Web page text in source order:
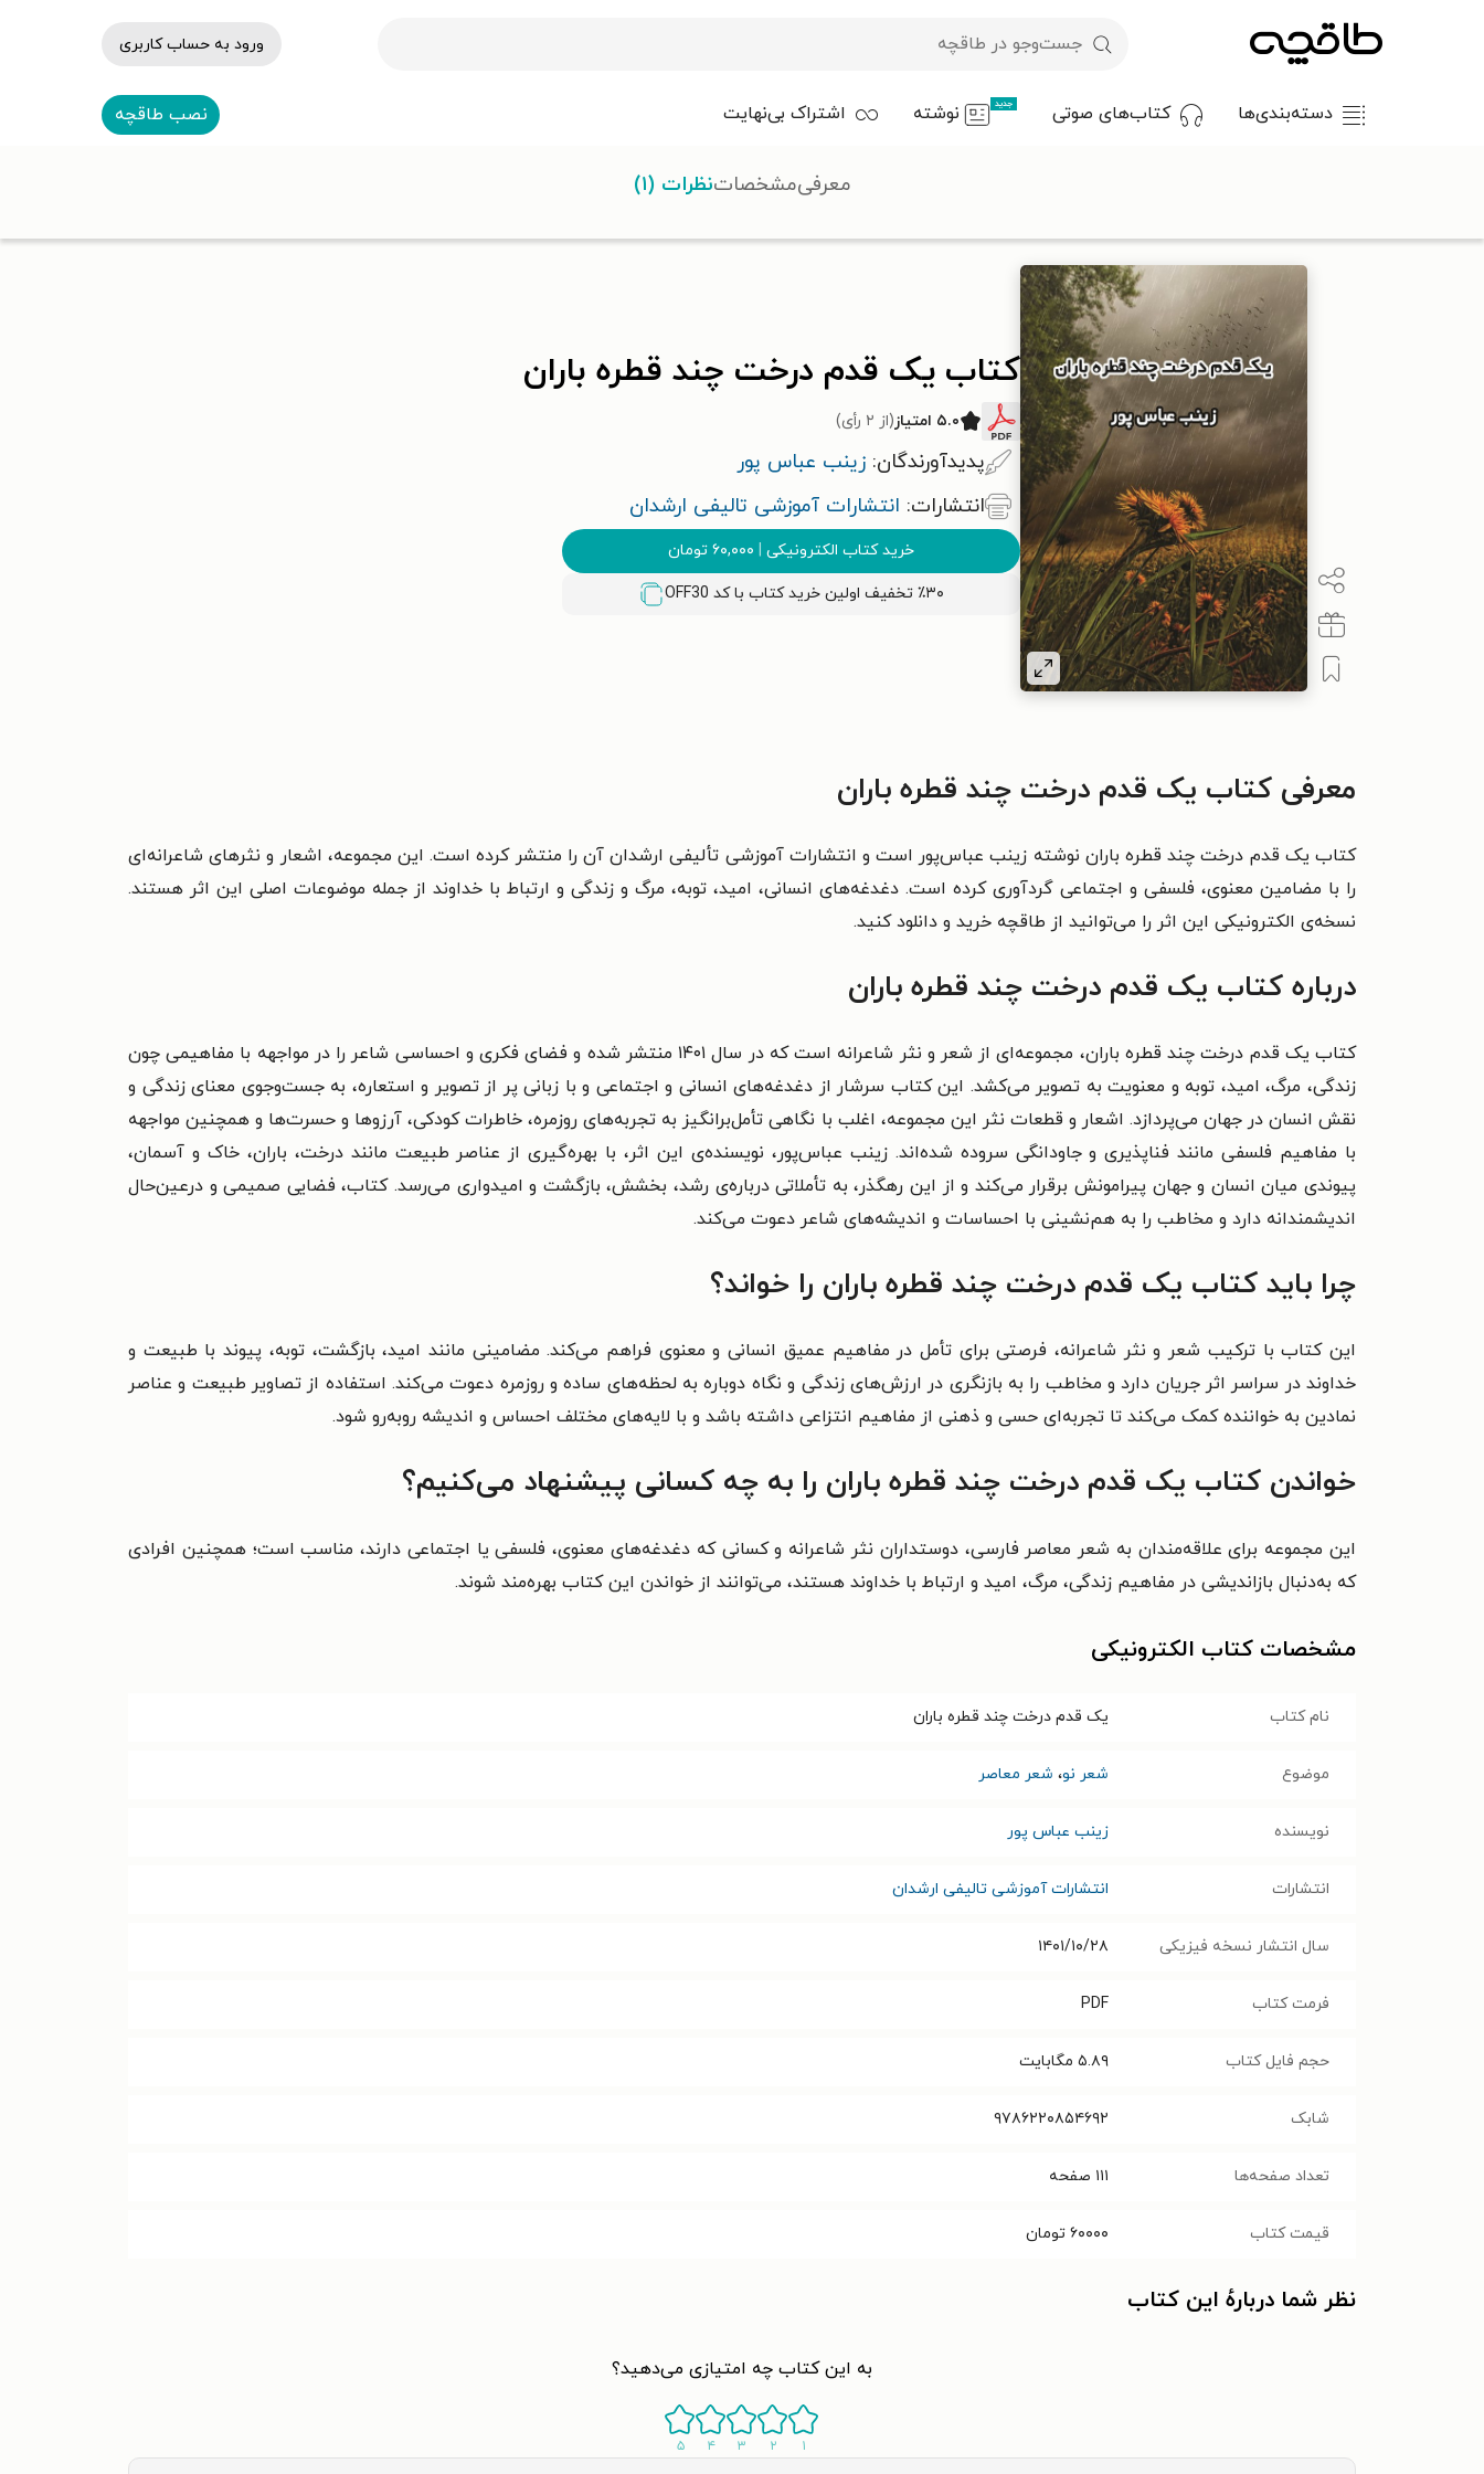
ورود به حساب کاربری
دسته‌بندی‌ها کتاب‌های صوتی جدید نوشته اشتراک بی‌نهایت نصب طاقچه
کتاب یک قدم درخت چند قطره باران
۵.۰ امتیاز (از ۲ رأی)
پدیدآورندگان: زینب عباس پور
انتشارات: انتشارات آموزشی تالیفی ارشدان
خرید کتاب الکترونیکی | ۶۰,۰۰۰ تومان
٪۳۰ تخفیف اولین خرید کتاب با کد OFF30
معرفیمشخصاتنظرات (۱)
معرفی کتاب یک قدم درخت چند قطره باران
کتاب یک قدم درخت چند قطره باران نوشته زینب عباس‌پور است و انتشارات آموزشی تألیفی ارشدان آن را منتشر کرده است. این مجموعه، اشعار و نثرهای شاعرانه‌‌ای
را با مضامین معنوی، فلسفی و اجتماعی گردآوری کرده است. دغدغه‌های انسانی، امید، توبه، مرگ و زندگی و ارتباط با خداوند از جمله موضوعات اصلی این اثر هستند.
نسخه‌ی الکترونیکی این اثر را می‌توانید از طاقچه خرید و دانلود کنید.
درباره کتاب یک قدم درخت چند قطره باران
کتاب یک قدم درخت چند قطره باران، مجموعه‌ای از شعر و نثر شاعرانه است که در سال ۱۴۰۱ منتشر شده و فضای فکری و احساسی شاعر را در مواجهه با مفاهیمی چون
زندگی، مرگ، امید، توبه و معنویت به تصویر می‌کشد. این کتاب سرشار از دغدغه‌های انسانی و اجتماعی و با زبانی پر از تصویر و استعاره، به جست‌وجوی معنای زندگی و
نقش انسان در جهان می‌پردازد. اشعار و قطعات نثر این مجموعه، اغلب با نگاهی تأمل‌برانگیز به تجربه‌های روزمره، خاطرات کودکی، آرزوها و حسرت‌ها و همچنین مواجهه
با مفاهیم فلسفی مانند فناپذیری و جاودانگی سروده شده‌اند. زینب عباس‌پور، نویسنده‌ی این اثر، با بهره‌گیری از عناصر طبیعت مانند درخت، باران، خاک و آسمان،
پیوندی میان انسان و جهان پیرامونش برقرار می‌کند و از این رهگذر، به تأملاتی درباره‌ی رشد، بخشش، بازگشت و امیدواری می‌رسد. کتاب، فضایی صمیمی و درعین‌حال
اندیشمندانه دارد و مخاطب را به هم‌نشینی با احساسات و اندیشه‌های شاعر دعوت می‌کند.
چرا باید کتاب یک قدم درخت چند قطره باران را خواند؟
این کتاب با ترکیب شعر و نثر شاعرانه، فرصتی برای تأمل در مفاهیم عمیق انسانی و معنوی فراهم می‌کند. مضامینی مانند امید، بازگشت، توبه، پیوند با طبیعت و
خداوند در سراسر اثر جریان دارد و مخاطب را به بازنگری در ارزش‌های زندگی و نگاه دوباره به لحظه‌های ساده و روزمره دعوت می‌کند. استفاده از تصاویر طبیعت و عناصر
نمادین به خواننده کمک می‌کند تا تجربه‌ای حسی و ذهنی از مفاهیم انتزاعی داشته باشد و با لایه‌های مختلف احساس و اندیشه روبه‌رو شود.
خواندن کتاب یک قدم درخت چند قطره باران را به چه کسانی پیشنهاد می‌کنیم؟
این مجموعه برای علاقه‌مندان به شعر معاصر فارسی، دوستداران نثر شاعرانه و کسانی که دغدغه‌های معنوی، فلسفی یا اجتماعی دارند، مناسب است؛ همچنین افرادی
که به‌دنبال بازاندیشی در مفاهیم زندگی، مرگ، امید و ارتباط با خداوند هستند، می‌توانند از خواندن این کتاب بهره‌مند شوند.
مشخصات کتاب الکترونیکی
نام کتاب یک قدم درخت چند قطره باران
موضوع شعر نو، شعر معاصر
نویسنده زینب عباس پور
انتشارات انتشارات آموزشی تالیفی ارشدان
سال انتشار نسخه فیزیکی ۱۴۰۱/۱۰/۲۸
فرمت کتاب PDF
حجم فایل کتاب ۵.۸۹ مگابایت
شابک ۹۷۸۶۲۲۰۸۵۴۶۹۲
تعداد صفحه‌ها ۱۱۱ صفحه
قیمت کتاب ۶۰۰۰۰ تومان
نظر شما دربارهٔ این کتاب
به این کتاب چه امتیازی می‌دهید؟
۱ ۲ ۳ ۴ ۵